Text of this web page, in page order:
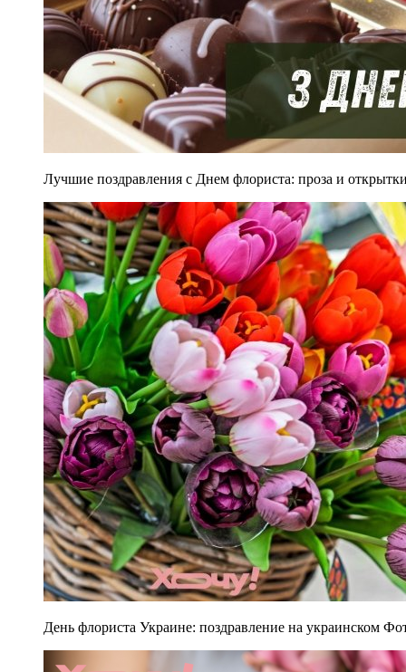
Лучшие поздравления с Днем флориста: проза и
День флориста Украине: поздравление на украинском